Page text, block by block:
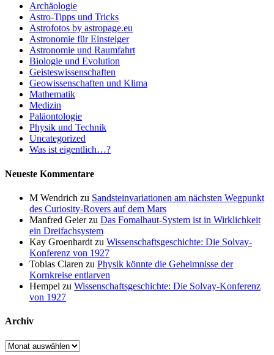
Archäologie
Astro-Tipps und Tricks
Astrofotos by astropage.eu
Astronomie für Einsteiger
Astronomie und Raumfahrt
Biologie und Evolution
Geisteswissenschaften
Geowissenschaften und Klima
Mathematik
Medizin
Paläontologie
Physik und Technik
Uncategorized
Was ist eigentlich…?
Neueste Kommentare
M Wendrich zu Sandsteinvariationen am nächsten Wegpunkt
des Curiosity-Rovers auf dem Mars
Manfred Geierzu Das Fomalhaut-System ist in Wirklichkeit
ein Dreifachsystem
Kay Groenhardt zu Wissenschaftsgeschichte: Die Solvay-
Konferenz von 1927
Tobias Claren zu Physik könnte die Geheimnisse der
Kornkreise entlarven
Hempel zu Wissenschaftsgeschichte: Die Solvay-Konferenz
von 1927
Archiv
Archiv